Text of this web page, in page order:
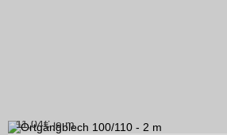
11,04€ je m